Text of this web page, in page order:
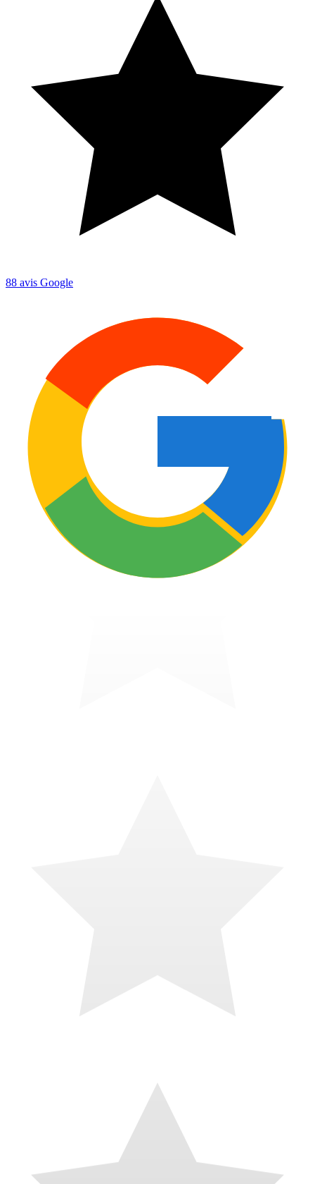
88 avis Google
J’ai fait appel à Théo pour améliorer mon site internet et je suis ravie
du résultat! Il a travaillé aussi bien sur la mise en page, la structure
globale que sur le SEO, avec une vraie vision stratégique et
beaucoup de précision. Au-delà de ses compétences techniques,
Théo a été très réactif, toujours disponible et d’une grande rapidité
d’exécution. Les échanges sont fluides, clairs et agréables, ce qui
rend la collaboration vraiment confortable. Un grand merci pour son